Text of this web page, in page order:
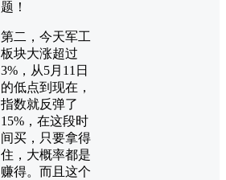
第二，今天军工
板块大涨超过
3%，从5月11日
的低点到现在，
指数就反弹了
15%，在这段时
间买，只要拿得
住，大概率都是
赚得。而且这个